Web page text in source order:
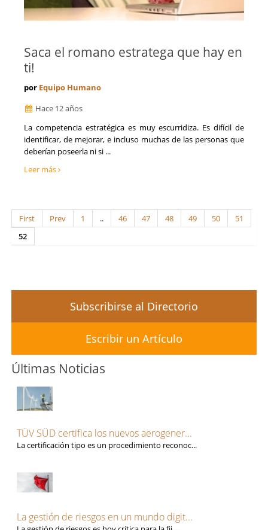
Saca el romano estratega que hay en
ti!
por Equipo Humano
Hace 12 años
La competencia estratégica es muy escurridiza. Es difícil de
identificar, de mejorar, e incluso muchas de las personas que
deberían poseerla ni si ...
Leer más
First Prev 1 .. 46 47 48 49 50
51
52
Subscribirse al Directorio
Escribir un Artículo
Últimas Noticias
TÜV SÜD certifica los nuevos aerogener...
La certificación tipo es un procedimiento reconoc...
La gestión de riesgos en un mundo digit...